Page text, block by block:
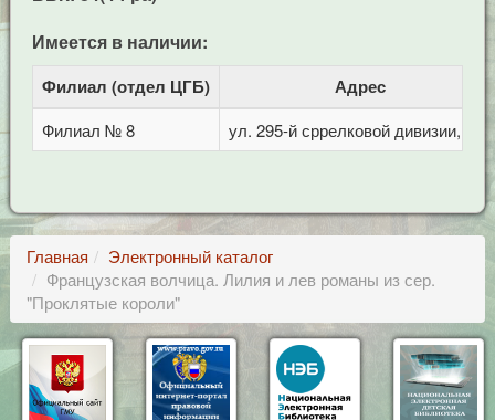
Имеется в наличии:
Филиал (отдел ЦГБ) Адрес
Филиал № 8 ул. 295-й сррелковой дивизии, 114
Главная
Электронный каталог
Французская волчица. Лилия и лев романы из сер.
"Проклятые короли"